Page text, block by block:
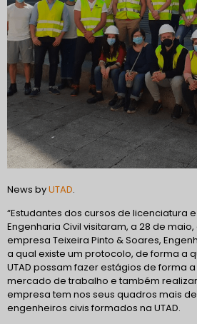
News byUTAD.
“Estudantes dos cursos de licenciatura
Engenharia Civil visitaram, a 28 de
empresa Teixeira Pinto & Soares,
a qual existe um protocolo, de forma a
UTAD possam fazer estágios de forma
mercado de trabalho e também
empresa tem nos seus quadros mais
engenheiros civis formados na UTAD.